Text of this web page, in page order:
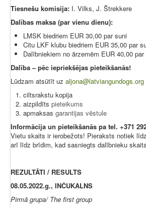
Tiesnešu komisija: I. Vilks, J. Štrekkere
Dalības maksa (par vienu dienu):
LMSK biedriem EUR 30,00 par suni
Citu LKF klubu biedriem EUR 35,00 par
Dalībniekiem no ārzemēm EUR 40,00
Dalība – pēc iepriekšējas pieteikšanās!
Lūdzam atsūtīt uz aljona@latviangundogs.org
ciltsrakstu kopija
aizpildīts pieteikums
apmaksas garantijas vēstule
Informācija un pieteikšanās pa tel. +371
Vietu skaits ir ierobežots! Pieraksts notiek
arī līdz brīdim, kad sasniegts dalībnieku
REZULTĀTI / RESULTS
08.05.2022.g., INČUKALNS
Pirmā grupa/ The first group